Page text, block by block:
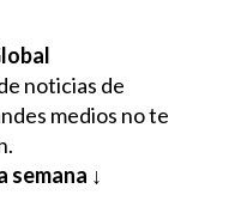
noticias de
medios no te
semana ↓